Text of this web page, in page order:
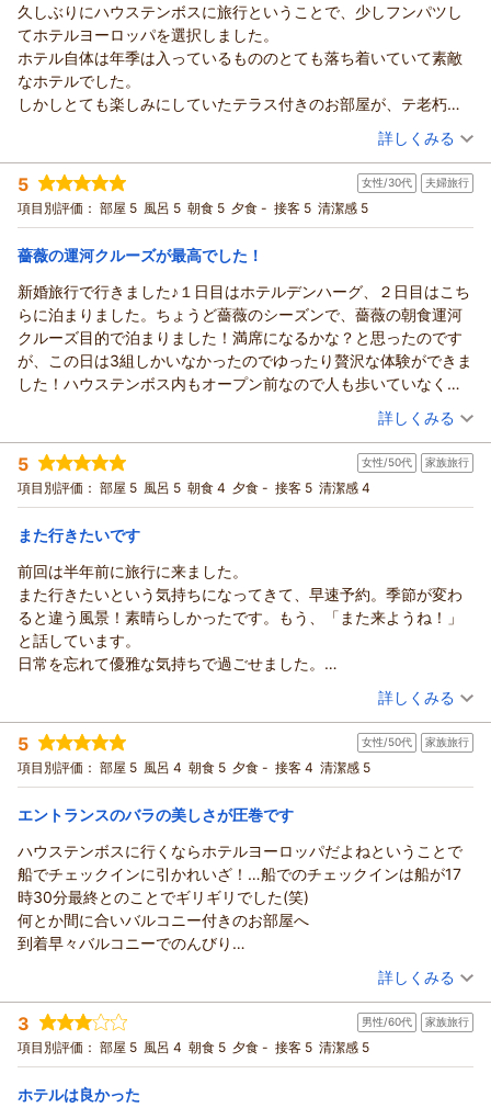
ようなご指摘を頂戴することとなり、誠に申し訳ございません
でした。いただきましたご意見は関係部署で共有し、清掃時の
確認体制をより一層強化し、再発防止に努めてまいります。
これからも、皆様からお寄せいただく貴重なご意見を大切に
し、心温まるおもてなしと、より快適で美しい空間をご提供で
その時々で異なる魅力をお楽しみいただけます。ぜひまた季節
を変えてお越しいただき、ホテルヨーロッパで優雅なひととき
をお過ごしくださいませ。またお会いできます日を心よりお待
ち申し上げております。
ホテルヨーロッパ ハウステンボスからの返信
先日は、ホテルヨーロッパにご宿泊頂き、誠にありがとうござ
いました。また、ご帰宅後の貴重な時間を割いて、ご丁寧なる
ご意見、ご感想をお寄せ頂きましたこと、重ねて御礼申し上げ
ます。船でのチェックインをはじめ、ご滞在をお楽しみいただ
けたご様子を伺い、大変嬉しく存じます。また、タワー側のお
部屋から、エヴァンゲリオンライドの開催にあわせてエヴァカ
ラーにライトアップされた塔をご覧いただきながら、幸せなお
時間をお過ごしいただけたとのこと、私どもにとりましても大
きな喜びでございます。これからも、皆様から頂戴します貴重
なご意見を大切にし、温かいホスピタリティ精神に溢れた心か
日々研鑽を重ねる所存でございます。引き続きハウステンボ
ス、ならびにホテルヨーロッパをご愛顧賜りますようお願い申
し上げます。春夏秋冬、四季折々の色鮮やかな花が咲き誇り、
季節毎に異なる顔をお見せするハウステンボスへ是非ともまた
足をお運び下さいませ。心よりお待ち申し上げております。
（返信日：2026/06/13）
久しぶりにハウステンボスに旅行ということで、少しフンパツし
てホテルヨーロッパを選択しました。
ホテル自体は年季は入っているもののとても落ち着いていて素敵
なホテルでした。
しかしとても楽しみにしていたテラス付きのお部屋が、テ老朽化
が目立ってとても優雅にテラスで過ごすという感じてはなかった
ことが残念でした。あとテラスに関しては隣の部屋との間に目隠
しのようなものが無いので、あまり落ち着け無いというのも残念
でした。
夕食はアムステルダムのディナーブッフェだったのですがとても
朝食はヨーロッパのブッフェを選択したのですがこちらもとても
美味しかったです。
スタッフの方達はどの方も接客が丁寧でとても素晴らしかったで
す。
あと一つ残念なことをいうとWi-Fiの接続が非常に悪いというこ
と。部屋の位置かもしれませんがWi-Fiを接続してもすぐログアウ
次利用させてもらうときは改善していただける
ととても嬉しいです。
（投稿日：2026/06/07）
宿泊時期： 2026年05月宿泊 (夫婦旅行)
投稿者： MIYAさん
宿泊プラン： ホテルアムステルダム内「ア クールベール」ディナーブッフェ
付きプラン（2食付き）
ツイン 朝・夕
宿泊価格帯： 27,001～28,000円(大人一人あたり/税込)
ホテルヨーロッパ ハウステンボスからの返信
先日は、ホテルヨーロッパにご宿泊頂き、誠にありがとうござ
いました。また、ご帰宅後のお忙しい時間を割いて、貴重なご
意見をお寄せ頂きましたこと、重ねて御礼申し上げます。この
たびは、久しぶりのハウステンボス旅行に際し、ホテルヨーロ
ッパをお選びいただきましたことを大変光栄に存じます。ホテ
ルの雰囲気やレストランでのお食事、またスタッフの対応につ
きましてお褒めのお言葉を頂戴し、大変嬉しく拝読いたしまし
た。しかしながら、楽しみにされていたテラス付きのお部屋に
つきましては、設備の老朽化や隣室との仕切りに関してご期待
に沿うことができず、申し訳ございませんでした。いただきま
考とさせていただきます。
また、Wi-Fi接続につきましてもご不便をお掛けし、重ねてお詫
び申し上げます。快適にお過ごしいただくための重要な設備で
あるにもかかわらず、ご不自由な思いをお掛けしましたことを
残念に思っております。ご指摘を関係部署へ共有し、原因の確
った」とのお言葉を頂戴し、温かいお心遣いに感謝申し上げま
す。これからも、お客様により快適でご満足いただけるご滞在
をご提供できますよう、スタッフ一同努めてまいります。ぜひ
またハウステンボスならびにホテルヨーロッパへお帰りいただ
けます日を、心よりお待ち申し上げております。
（返信日：2026/06/13）
詳しくみる
5 女性/30代 夫婦旅行
項目別評価： 部屋 5 風呂 5 朝食 5 夕食 - 接客 5 清潔感 5
薔薇の運河クルーズが最高でした！
新婚旅行で行きました♪１日目はホテルデンハーグ、２日目はこち
らに泊まりました。ちょうど薔薇のシーズンで、薔薇の朝食運河
クルーズ目的で泊まりました！満席になるかな？と思ったのです
が、この日は3組しかいなかったのでゆったり贅沢な体験ができま
した！ハウステンボス内もオープン前なので人も歩いていなく
て、静かな中ゆったりとクルーズ内で朝食が旅行の中で1番良かっ
部屋もドムトールンが見えるところにしていただきありがとうご
ざいます！
（投稿日：2026/06/06）
宿泊時期： 2026年05月宿泊 (夫婦旅行)
投稿者： kayanoさん
宿泊プラン： 【贅沢な朝時間】薔薇の運河モーニングクルーズプラン（朝食
付き）
ツイン 朝のみ
宿泊価格帯： 30,001円以上(大人一人あたり/税込)
ホテルヨーロッパ ハウステンボスからの返信
先日は、ホテルヨーロッパにご宿泊頂き、誠にありがとうござ
いました。また、ご帰宅後の貴重な時間を割いて、ご丁寧なる
ご意見、ご感想をお寄せ頂きましたこと、重ねて御礼申し上げ
ます。新婚旅行でのご旅行の場所に、数ある施設の中から、当
ホテルをお選び頂きましたこと、とても光栄に存じておりま
す。そして、私共も素敵な思い出作りのお役に立つことができ
ましたこと、何より嬉しく思っております。これからも、皆様
から頂戴します貴重なご意見を大切にし、温かいホスピタリテ
ィ精神に溢れた心からのおもてなしと、より美しい快適な空間
のご提供を目指し、日々研鑽を重ねる所存でございます、引き
ますようお願い申し上げます。春夏秋冬、四季折々の色鮮やか
な花が咲き誇り、季節毎に異なる顔をお見せするハウステンボ
スへ是非ともまた足をお運び下さいませ。心よりお待ち申し上
げております。
詳しくみる
5 女性/50代 家族旅行
項目別評価： 部屋 5 風呂 5 朝食 4 夕食 - 接客 5 清潔感 4
また行きたいです
前回は半年前に旅行に来ました。
また行きたいという気持ちになってきて、早速予約。季節が変わ
ると違う風景！素晴らしかったです。もう、「また来ようね！」
と話しています。
日常を忘れて優雅な気持ちで過ごせました。
子供から大人まで、みんなが幸せな気分になれました。（投稿日：2026/06/01）
宿泊時期： 2026年05月宿泊 (家族旅行)
投稿者： おんちゃんさん
宿泊プラン： 【じゃらんのお得な10日間】ハウステンボスステイプラン（朝
食付き）/5月開催
ツイン 朝のみ
宿泊価格帯： 29,001～30,000円(大人一人あたり/税込)
ホテルヨーロッパ ハウステンボスからの返信
先日は、ホテルヨーロッパにご宿泊頂き、誠にありがとうござ
いました。また季節を変えて再びお帰り頂きましたこと、更に
は、今回のご滞在も快適にお過ごしになりましたご様子が伺い
知れ、ほっと安堵するとともに、大変嬉しく拝読いたしまし
た。このようなお言葉を頂戴することができ、私共にとりまし
て、何よりもの励みとなっております。心より感謝申し上げま
す。これからも、お越し頂きましたお客様に、日頃とは違う非
日常空間の中で、優雅なひとときをお過ごし頂けますよう、ス
タッフ一同できる限りのお手伝いをさせて頂く所存でございま
す。どうか末永いご愛顧を賜りますようお願い申し上げます。
詳しくみる
5 女性/50代 家族旅行
項目別評価： 部屋 5 風呂 4 朝食 5 夕食 - 接客 4 清潔感 5
エントランスのバラの美しさが圧巻です
ハウステンボスに行くならホテルヨーロッパだよねということで
船でチェックインに引かれいざ！…船でのチェックインは船が17
時30分最終とのことでギリギリでした(笑)
何とか間に合いバルコニー付きのお部屋へ
到着早々バルコニーでのんびり
朝食はバルコニーで頂きました大変優雅な気分でした
館内も沢山の生花が飾られ、特にロビーのバラは圧巻で香りも良
くそこに生演奏!
とても贅沢な時間でした
ハウステンボスも行きたかったのであまりホテルではゆっくり出
また季節を替えてフロントロビーのお花を見に来たいです
（投稿日：2026/06/01）
宿泊時期： 2026年05月宿泊 (家族旅行)
投稿者： あやっぺさん
宿泊プラン： 【ハウステンボス最上位ホテル】ホテルヨーロッパ リゾートプ
ラン（朝食付き）
ツイン 朝のみ
宿泊価格帯： 25,001～26,000円(大人一人あたり/税込)
詳しくみる
3 男性/60代 家族旅行
項目別評価： 部屋 5 風呂 4 朝食 5 夕食 - 接客 5 清潔感 5
ホテルは良かった